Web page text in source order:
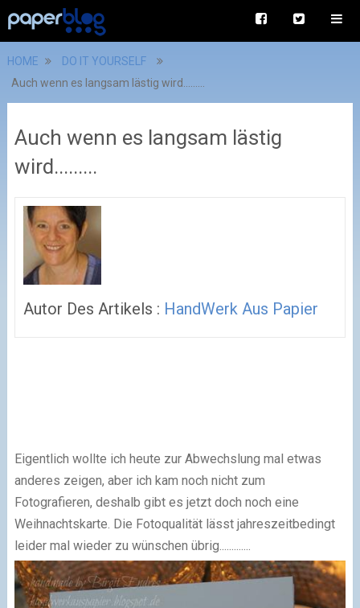
HOME
DO IT YOURSELF
Auch wenn es langsam lästig wird.........
Auch wenn es langsam lästig
wird.........
Autor Des Artikels : HandWerk Aus Papier
Eigentlich wollte ich heute zur Abwechslung mal etwas
anderes zeigen, aber ich kam noch nicht zum
Fotografieren, deshalb gibt es jetzt doch noch eine
Weihnachtskarte. Die Fotoqualität lässt jahreszeitbedingt
leider mal wieder zu wünschen übrig.............